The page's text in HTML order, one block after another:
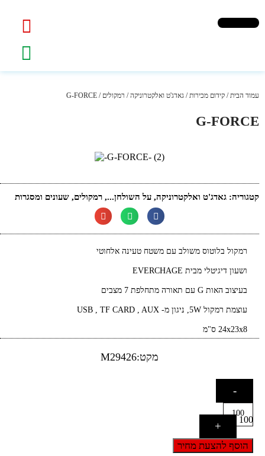
עמוד הבית/ קידום מכירות/ גאדג'ט ואלקטרוניקה/ רמקולים / G-FORCE
G-FORCE
קטגוריה: גאדג'ט ואלקטרוניקה, על השולחן..., רמקולים, שעונים ומסגרות
רמקול בלוטוס משולב עם משטח טעינה אלחוטי
ושעון דיגיטלי מבית EVERCHAGE
בעיצוב האות G עם תאורה מתחלפת 7 מצבים
עוצמת רמקול 5W, ניגון מ- USB , TF CARD , AUX
24x23x8 ס"מ
מקט:M29426
-
100
+
הוסף להצעת מחיר